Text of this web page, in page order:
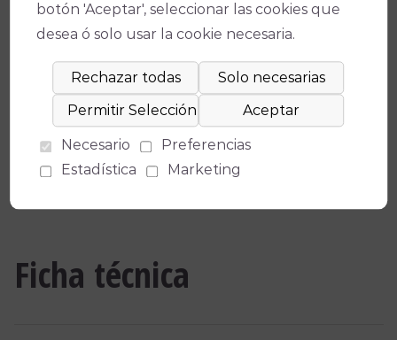
Ficha técnica
botón 'Aceptar', seleccionar las cookies que
desea ó solo usar la cookie necesaria.
Necesario
Preferencias
Estadística
Marketing